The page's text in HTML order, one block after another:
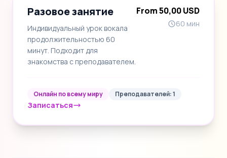
Разовое занятие
Индивидуальный урок вокала
продолжительностью 60
минут. Подходит для
знакомства с преподавателем.
From 50,00 USD
60 мин
Онлайн по всему миру Преподавателей: 1
Записаться